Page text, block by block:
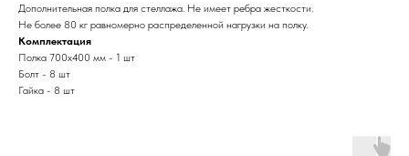
Дополнительная полка для стеллажа. Не имеет ребра жесткости.
Не более 80 кг равномерно распределенной нагрузки на полку.
Комплектация
Полка 700х400 мм - 1 шт
Болт - 8 шт
Гайка - 8 шт